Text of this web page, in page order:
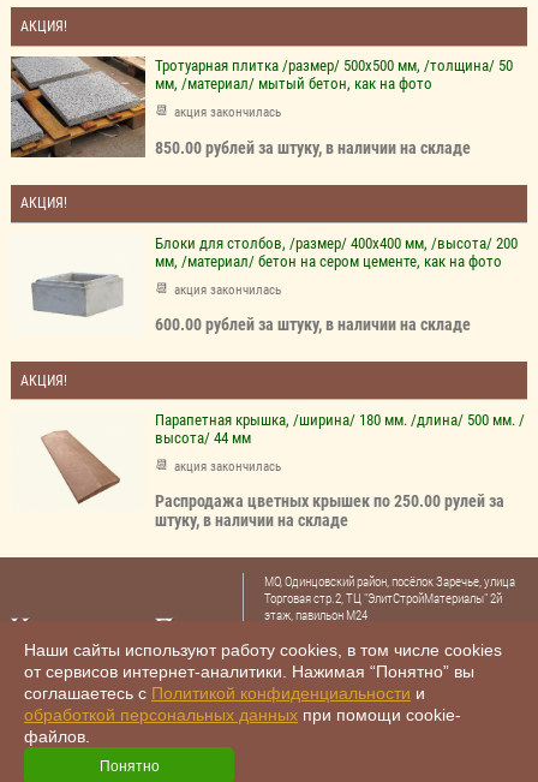
АКЦИЯ!
Тротуарная плитка /размер/ 500х500 мм, /толщина/ 50
мм, /материал/ мытый бетон, как на фото
акция закончилась
850.00 рублей за штуку, в наличии на складе
АКЦИЯ!
Блоки для столбов, /размер/ 400х400 мм, /высота/ 200
мм, /материал/ бетон на сером цементе, как на фото
акция закончилась
600.00 рублей за штуку, в наличии на складе
АКЦИЯ!
Парапетная крышка, /ширина/ 180 мм. /длина/ 500 мм. /
высота/ 44 мм
акция закончилась
Распродажа цветных крышек по 250.00 рулей за
штуку, в наличии на складе
Наши сайты используют работу cookies, в том числе cookies
от сервисов интернет-аналитики. Нажимая “Понятно” вы
соглашаетесь с Политикой конфиденциальности и
обработкой персональных данных при помощи cookie-
файлов.
Понятно
МО, Одинцовский район, посёлок Заречье, улица
Торговая стр.2, ТЦ "ЭлитСтройМатериалы" 2й
этаж, павильон М24
Тел.: +7 (985) 480-47-30
+7 (985) 480-44-78
E-mail:
Imagos.ru: